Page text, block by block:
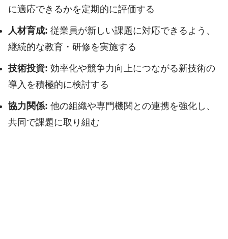
に適応できるかを定期的に評価する
人材育成: 従業員が新しい課題に対応できるよう、
継続的な教育・研修を実施する
技術投資: 効率化や競争力向上につながる新技術の
導入を積極的に検討する
協力関係: 他の組織や専門機関との連携を強化し、
共同で課題に取り組む